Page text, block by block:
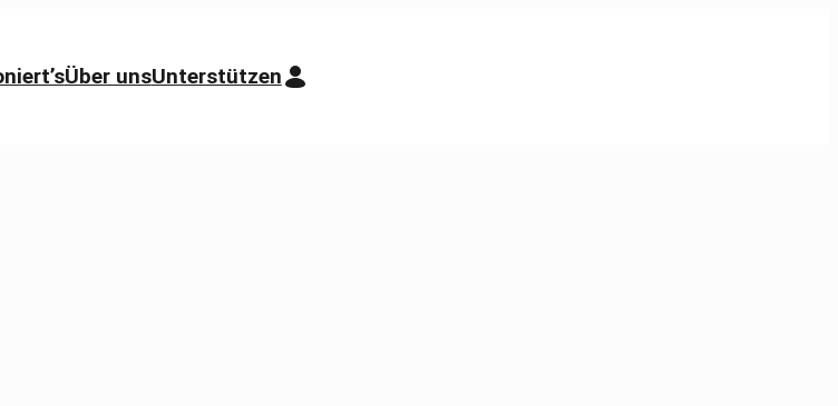
Über unsUnterstützen